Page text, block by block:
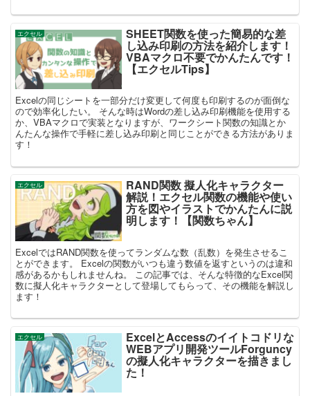
エクセル SHEET関数を使った簡易的な差
し込み印刷の方法を紹介します！
VBAマクロ不要でかんたんです！
【エクセルTips】
Excelの同じシートを一部分だけ変更して何度も印刷するのが面倒な
ので効率化したい。 そんな時はWordの差し込み印刷機能を使用する
か、VBAマクロで実装となりますが、ワークシート関数の知識とか
んたんな操作で手軽に差し込み印刷と同じことができる方法がありま
す！
エクセル RAND関数 擬人化キャラクター
解説！エクセル関数の機能や使い
方を図やイラストでかんたんに説
明します！【関数ちゃん】
ExcelではRAND関数を使ってランダムな数（乱数）を発生させるこ
とができます。 Excelの関数がいつも違う数値を返すというのは違和
感があるかもしれませんね。 この記事では、そんな特徴的なExcel関
数に擬人化キャラクターとして登場してもらって、その機能を解説し
ます！
エクセル ExcelとAccessのイイトコドリな
WEBアプリ開発ツールForguncy
の擬人化キャラクターを描きまし
た！